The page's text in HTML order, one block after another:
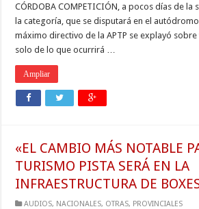
CÓRDOBA COMPETICIÓN, a pocos días de la
la categoría, que se disputará en el autódromo
máximo directivo de la APTP se explayó sobre
solo de lo que ocurrirá …
Ampliar
«EL CAMBIO MÁS NOTABLE
TURISMO PISTA SERÁ EN LA
INFRAESTRUCTURA DE
AUDIOS, NACIONALES, OTRAS, PROVINCIALES